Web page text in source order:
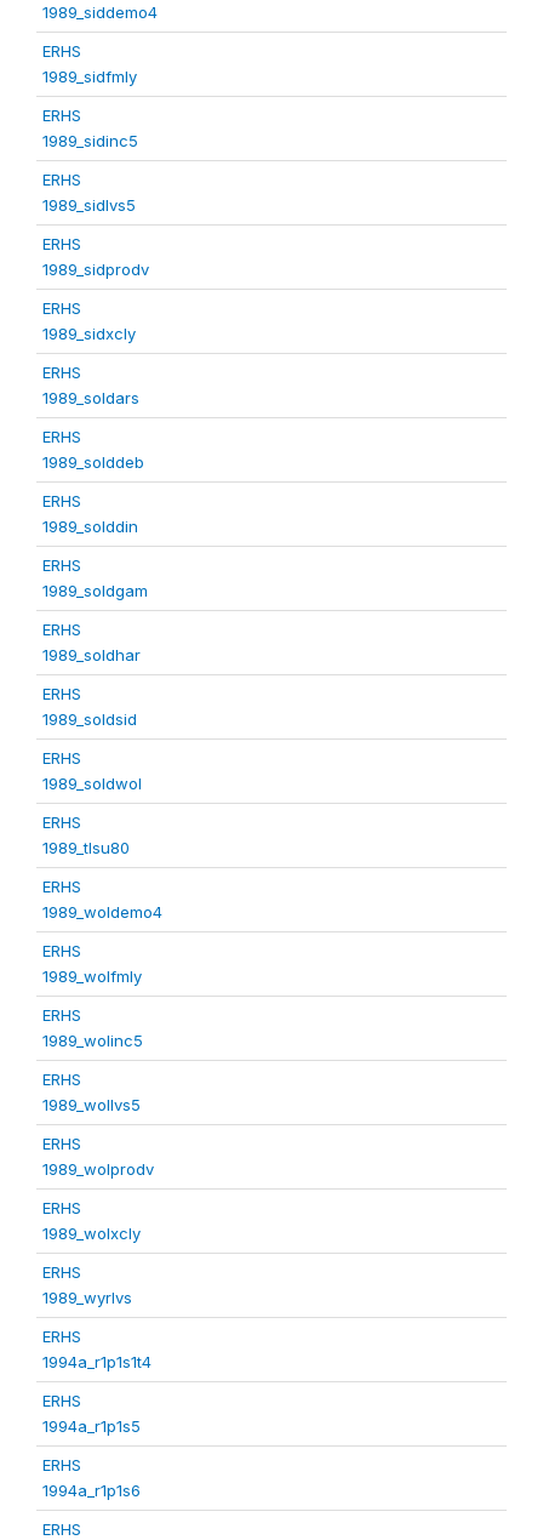
1989_siddemo4
ERHS
1989_sidfmly
ERHS
1989_sidinc5
ERHS
1989_sidlvs5
ERHS
1989_sidprodv
ERHS
1989_sidxcly
ERHS
1989_soldars
ERHS
1989_solddeb
ERHS
1989_solddin
ERHS
1989_soldgam
ERHS
1989_soldhar
ERHS
1989_soldsid
ERHS
1989_soldwol
ERHS
1989_tlsu80
ERHS
1989_woldemo4
ERHS
1989_wolfmly
ERHS
1989_wolinc5
ERHS
1989_wollvs5
ERHS
1989_wolprodv
ERHS
1989_wolxcly
ERHS
1989_wyrlvs
ERHS
1994a_r1p1s1t4
ERHS
1994a_r1p1s5
ERHS
1994a_r1p1s6
ERHS